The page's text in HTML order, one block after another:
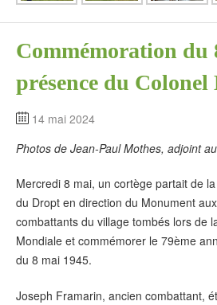
Commémoration du
présence du
14 mai 2024
Photos de Jean-Paul Mothes, adjoint
Mercredi 8 mai, un cortège partait de
du Dropt en direction du Monument
combattants du village tombés lors de
Mondiale et commémorer le 79ème
du 8 mai 1945.
Joseph Framarin, ancien combattant,